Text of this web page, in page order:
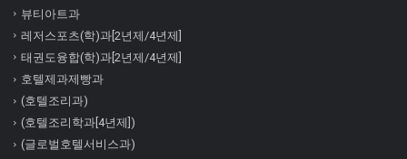
뷰티아트과
레저스포츠(학)과[2년제/4년제]
태권도융합(학)과[2년제/4년제]
호텔제과제빵과
(호텔조리과)
(호텔조리학과[4년제])
(글로벌호텔서비스과)